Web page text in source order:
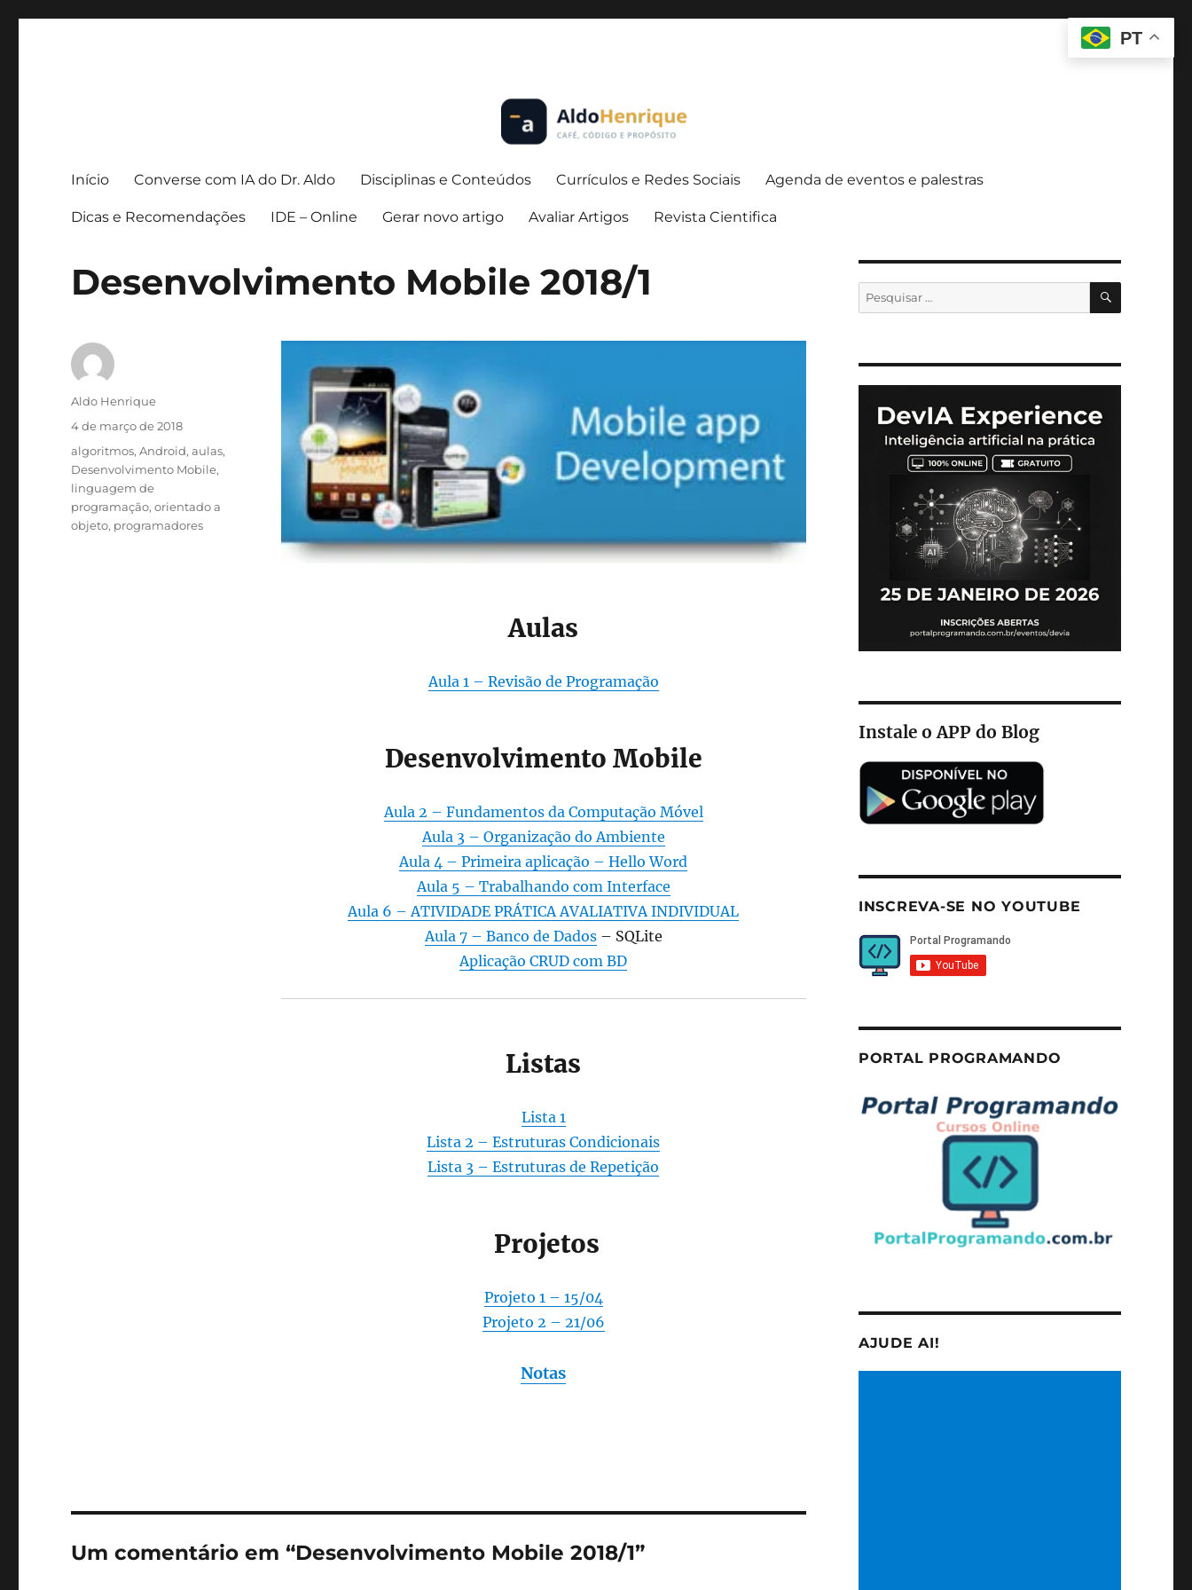
Prof. Dr. Aldo Henrique
Início Converse com IA do Dr. Aldo Disciplinas e Conteúdos Currículos e Redes Sociais Agenda de eventos e palestras
Dicas e Recomendações IDE – Online Gerar novo artigo Avaliar Artigos Revista Cientifica
Desenvolvimento Mobile 2018/1
Aulas
Aula 1 – Revisão de Programação
Desenvolvimento Mobile
Aula 2 – Fundamentos da Computação Móvel
Aula 3 – Organização do Ambiente
Aula 4 – Primeira aplicação – Hello Word
Aula 5 – Trabalhando com Interface
Aula 6 – ATIVIDADE PRÁTICA AVALIATIVA INDIVIDUAL
Aula 7 – Banco de Dados– SQLite
Aplicação CRUD com BD
Listas
Lista 1
Lista 2 – Estruturas Condicionais
Lista 3 – Estruturas de Repetição
Projetos
Projeto 1 – 15/04
Projeto 2 – 21/06
Notas
Autor
Aldo Henrique
Publicado
em
4 de março de 2018
Categorias
algoritmos,Android,aulas,
Desenvolvimento Mobile,
linguagem de
programação,orientado a
objeto, programadores
Um comentário em “Desenvolvimento Mobile 2018/1”
Pesquisar
por:
Instale o APP do Blog
INSCREVA-SE NO YOUTUBE
PORTAL PROGRAMANDO
AJUDE AI!
PT